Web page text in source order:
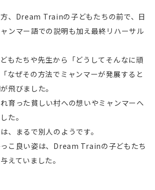
、Dream Trainの子どもたちの前で、日
ンマー語での説明も加え最終リハーサル
もたちや先生から「どうしてそんなに頑
なぜその方法でミャンマーが発展すると
飛びました。
育った貧しい村への想いやミャンマーへ
た。
、まるで別人のようです。
こ良い姿は、Dream Trainの子どもたち
えていました。